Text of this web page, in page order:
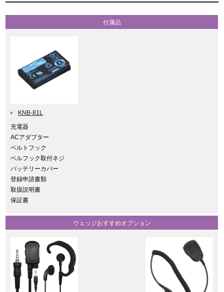
付属品
KNB-81L
充電器
ACアダプター
ベルトフック
ベルフック取付ネジ
バッテリーカバー
登録申請書類
取扱説明書
保証書
ウェッジおすすめオプション